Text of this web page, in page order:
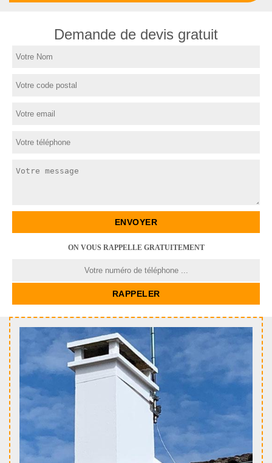
Demande de devis gratuit
ON VOUS RAPPELLE GRATUITEMENT